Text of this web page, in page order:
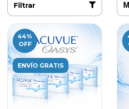
Filtrar
44%
OFF
ENVÍO GRATIS